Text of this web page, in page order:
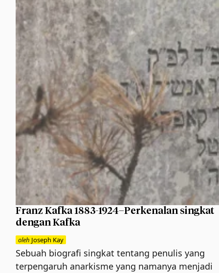
Franz Kafka 1883-1924–Perkenalan singkat
dengan Kafka
oleh Joseph Kay
Sebuah biografi singkat tentang penulis yang
terpengaruh anarkisme yang namanya menjadi